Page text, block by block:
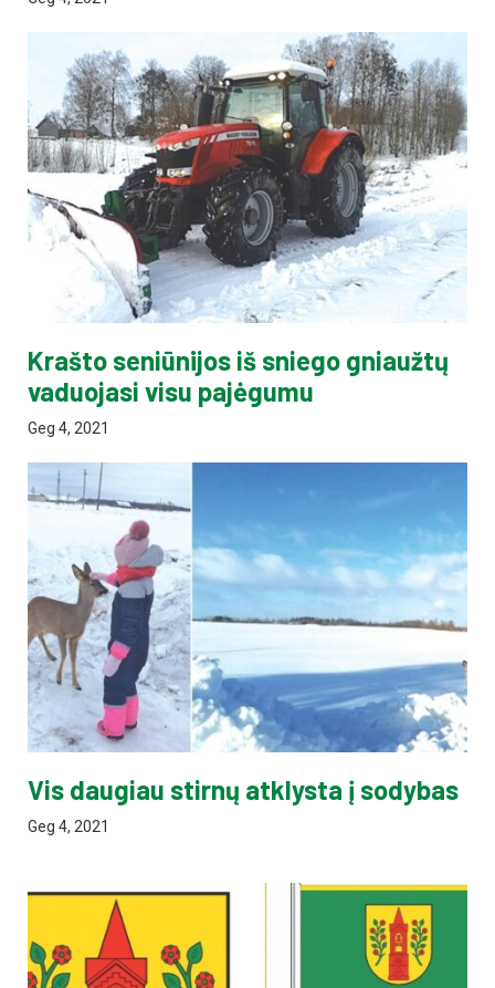
Krašto seniūnijos iš sniego gniaužtų
vaduojasi visu pajėgumu
Geg 4, 2021
Vis daugiau stirnų atklysta į sodybas
Geg 4, 2021